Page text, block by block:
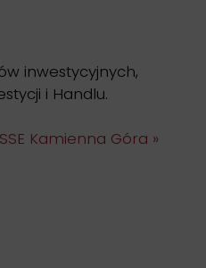
inwestycyjnych,
i Handlu.
Kamienna Góra »